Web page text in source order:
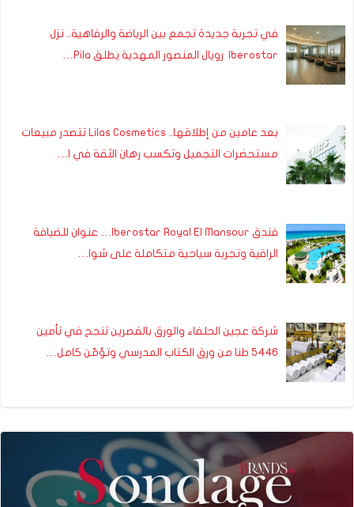
في تجربة جديدة تجمع بين الرياضة والرفاهية.. نزل
Iberostar رويال المنصور المهدية يطلق Pila…
بعد عامين من إطلاقها.. Lilas Cosmetics تتصدر مبيعات
مستحضرات التجميل وتكسب رهان الثقة في ا…
فندق Iberostar Royal El Mansour… عنوان للضيافة
الراقية وتجربة سياحية متكاملة على شوا…
شركة عجين الحلفاء والورق بالقصرين تنجح في تأمين
5446 طنا من ورق الكتاب المدرسي وتؤمّن كامل…